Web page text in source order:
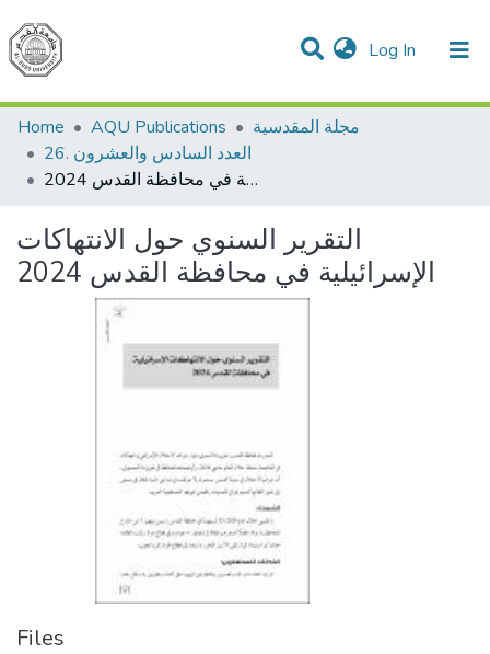
Log In (current)
Communities & Collections
All of DSpace
Home
AQU Publications
مجلة المقدسية
26. العدد السادس والعشرون
التقرير السنوي حول الانتهاكات الإسرائيلية في محافظة القدس 2024
التقرير السنوي حول الانتهاكات
الإسرائيلية في محافظة القدس 2024
Files